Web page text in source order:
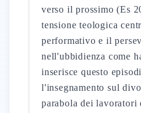
verso il prossimo (Es
tensione teologica
performativo e il
nell'ubbidienza come
inserisce questo
l'insegnamento sul
parabola dei lavoratori